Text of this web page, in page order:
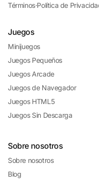
Términos·Política de
Juegos
Minijuegos
Juegos Pequeños
Juegos Arcade
Juegos de Navegador
Juegos HTML5
Juegos Sin Descarga
Sobre nosotros
Sobre nosotros
Blog